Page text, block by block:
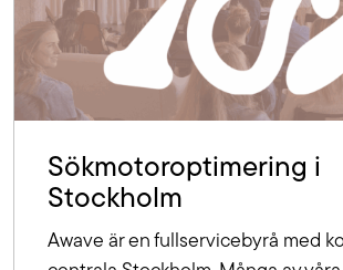
Sökmotoroptimering i
Stockholm
Awave är en fullservicebyrå med